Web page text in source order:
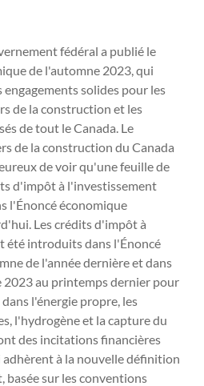
fédéral a publié le
de l'automne 2023, qui
solides pour les
de la construction et les
de tout le Canada. Le
de la construction du Canada
de voir qu'une feuille de
d'impôt à l'investissement
l'Énoncé économique
Les crédits d'impôt à
été introduits dans l'Énoncé
de l'année dernière et dans
2023 au printemps dernier pour
l'énergie propre, les
l'hydrogène et la capture du
des incitations financières
à la nouvelle définition
basée sur les conventions